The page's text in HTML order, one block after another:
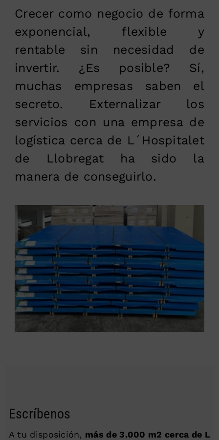
Crecer como negocio de forma
exponencial, flexible y
rentable sin necesidad de
invertir. ¿Es posible? Sí,
muchas empresas saben el
secreto. Externalizar los
servicios con una empresa de
logística cerca de L´Hospitalet
de Llobregat ha sido la
manera de conseguirlo.
Escríbenos
A tu disposición, más de 3.000 m2 cerca de L